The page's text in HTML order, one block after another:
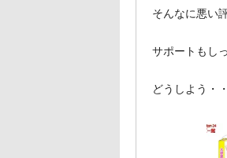
そんなに悪い
サポートもし
どうしよう・